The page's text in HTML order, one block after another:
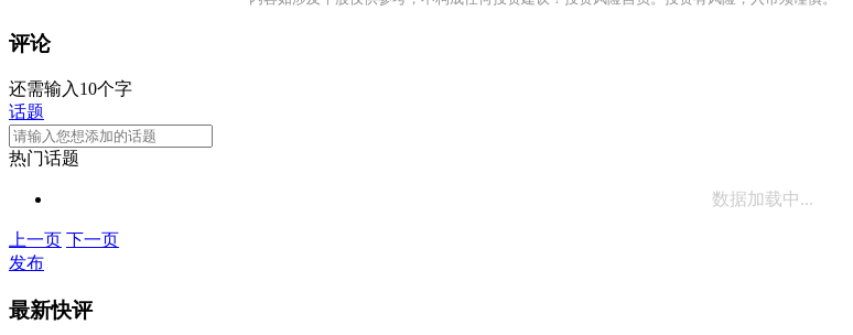
评论
还需输入10个字
话题
热门话题
数据加载中...
上一页 下一页
发布
最新快评